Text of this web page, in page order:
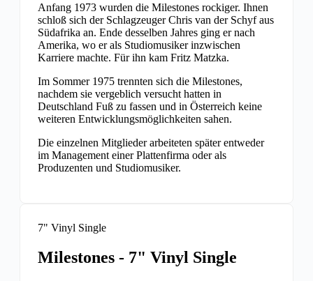
Anfang 1973 wurden die Milestones rockiger. Ihnen
schloß sich der Schlagzeuger Chris van der Schyf aus
Südafrika an. Ende desselben Jahres ging er nach
Amerika, wo er als Studiomusiker inzwischen
Karriere machte. Für ihn kam Fritz Matzka.
Im Sommer 1975 trennten sich die Milestones,
nachdem sie vergeblich versucht hatten in
Deutschland Fuß zu fassen und in Österreich keine
weiteren Entwicklungsmöglichkeiten sahen.
Die einzelnen Mitglieder arbeiteten später entweder
im Management einer Plattenfirma oder als
Produzenten und Studiomusiker.
7" Vinyl Single
Milestones - 7" Vinyl Single